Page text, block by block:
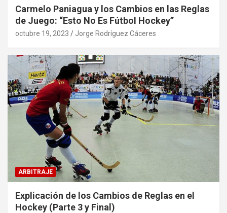
Carmelo Paniagua y los Cambios en las Reglas
de Juego: “Esto No Es Fútbol Hockey”
octubre 19, 2023 Jorge Rodríguez Cáceres
ARBITRAJE
Explicación de los Cambios de Reglas en el
Hockey (Parte 3 y Final)